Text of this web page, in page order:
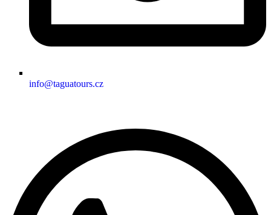
info@taguatours.cz